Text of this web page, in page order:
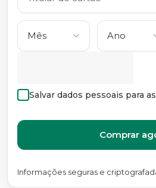
Salvar dados pessoais para
Comprar
Informações seguras e